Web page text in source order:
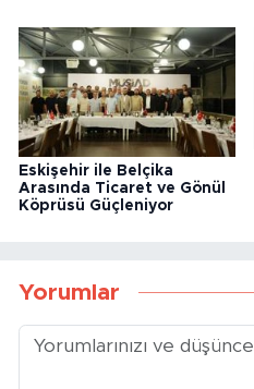
Eskişehir ile Belçika
Arasında Ticaret ve Gönül
Köprüsü Güçleniyor
Yorumlar